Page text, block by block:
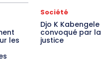
les
Société
Djo K Kabengele
convoqué par la
justice